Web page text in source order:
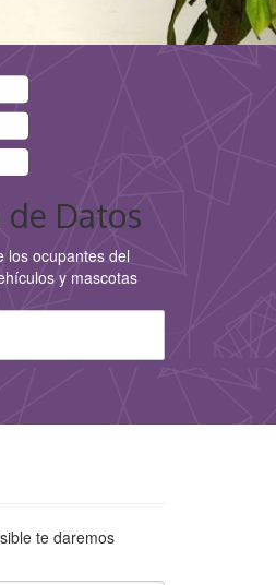
Datos
los ocupantes del
y mascotas
te daremos